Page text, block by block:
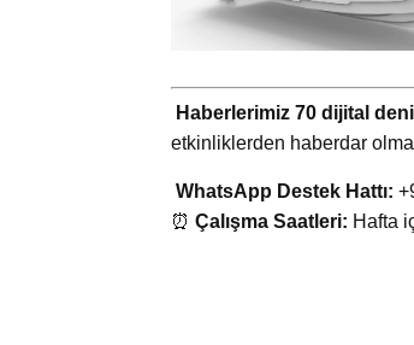
Haberlerimiz 70 dijital
etkinliklerden haberdar
WhatsApp Destek Hattı:
⏰ Çalışma Saatleri: Hafta